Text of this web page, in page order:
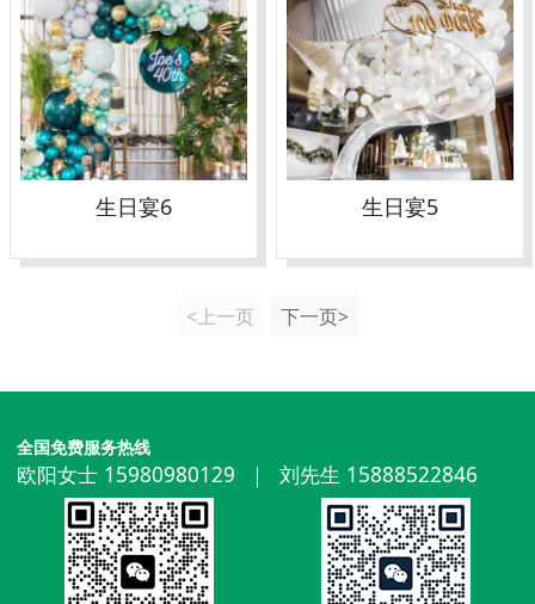
生日宴6 生日宴5
<上一页 下一页>
全国免费服务热线
欧阳女士 15980980129 ｜ 刘先生 15888522846